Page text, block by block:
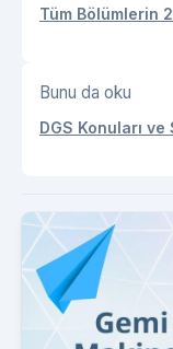
Tüm Bölümlerin
Bunu da oku
DGS Konuları ve